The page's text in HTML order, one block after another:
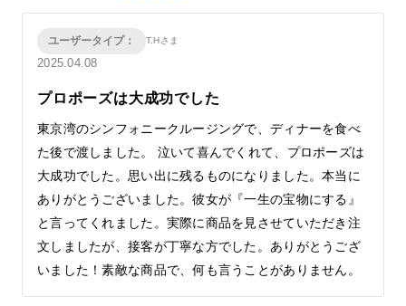
ユーザータイプ： T.Hさま
2025.04.08
プロポーズは大成功でした
東京湾のシンフォニークルージングで、ディナーを食べ
た後で渡しました。 泣いて喜んでくれて、プロポーズは
大成功でした。思い出に残るものになりました。本当に
ありがとうございました。彼女が『一生の宝物にする』
と言ってくれました。実際に商品を見させていただき注
文しましたが、接客が丁寧な方でした。ありがとうござ
いました！素敵な商品で、何も言うことがありません。